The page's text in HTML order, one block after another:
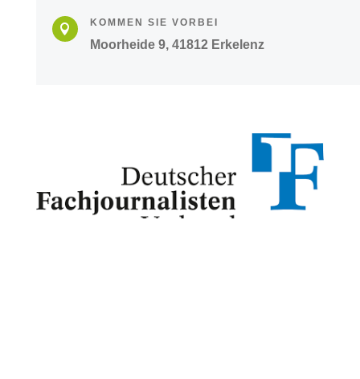
 KOMMEN SIE VORBEI
Moorheide 9, 41812 Erkelenz